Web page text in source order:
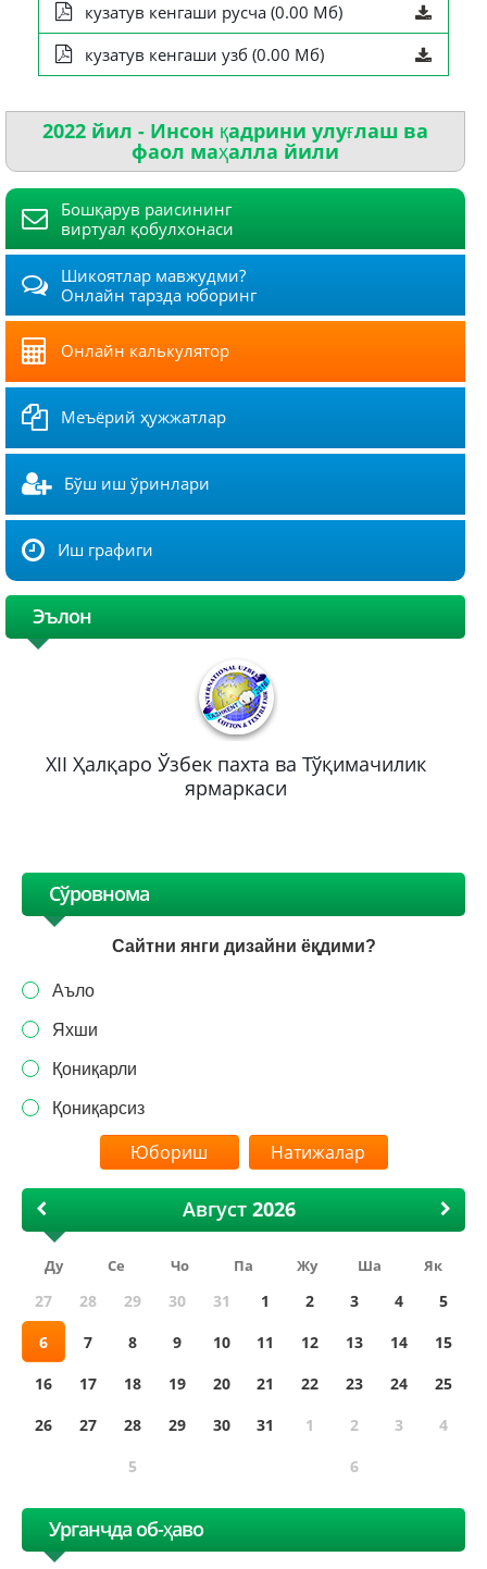
кузатув кенгаши русча (0.00 Мб)
кузатув кенгаши узб (0.00 Мб)
2022 йил - Инсон қадрини улуғлаш ва
фаол маҳалла йили
Бошқарув раисининг
виртуал қобулхонаси
Шикоятлар мавжудми?
Онлайн тарзда юборинг
Онлайн калькулятор
Меъёрий ҳужжатлар
Бўш иш ўринлари
Иш графиги
Эълон
XII Ҳалқаро Ўзбек пахта ва Тўқимачилик
ярмаркаси
Сўровнома
Сайтни янги дизайни ёқдими?
Аъло
Яхши
Қониқарли
Қониқарсиз
Натижалар
Август
Ду Се Чо Па Жу Ша Як
27 28 29 30 31 1 2 3 4
5
6
7 8 9 10 11 12 13 14
15
16
17 18 19 20 21 22 23 24
25
26
27 28 29 30 31 1 2 3
4
5
6
Урганчда об-ҳаво